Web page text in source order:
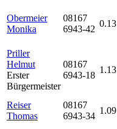
Obermeier
Monika
08167
6943-42
0.13
Priller
Helmut
Erster
Bürgermeister
08167
6943-18
1.13
Reiser
Thomas
08167
6943-34
1.09